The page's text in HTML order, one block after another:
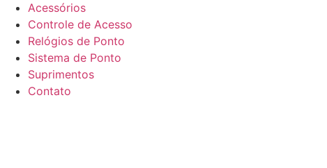
Acessórios
Controle de Acesso
Relógios de Ponto
Sistema de Ponto
Suprimentos
Contato